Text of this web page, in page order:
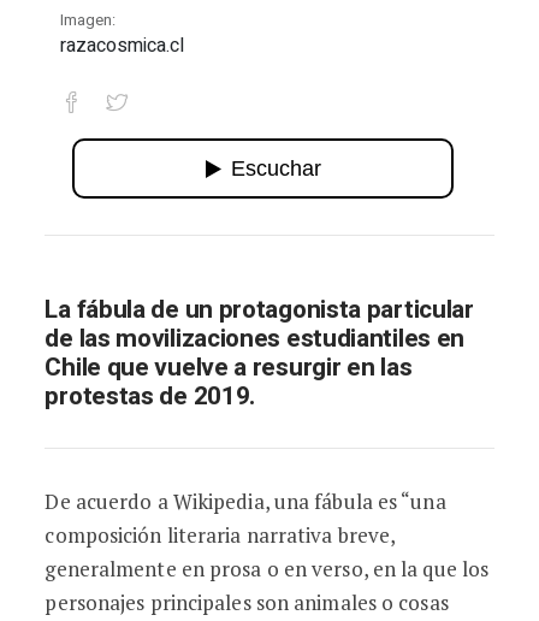
Imagen:
razacosmica.cl
Lecciones del Negro Matapacos
La fábula de un protagonista particular
de las movilizaciones estudiantiles en
Chile que vuelve a resurgir en las
protestas de 2019.
De acuerdo a Wikipedia, una fábula es “una
composición literaria narrativa breve,
generalmente en prosa o en verso, en la que los
personajes principales son animales o cosas